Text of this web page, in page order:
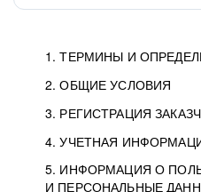
1. ТЕРМИНЫ И
2. ОБЩИЕ УСЛОВИЯ
3. РЕГИСТРАЦИЯ
4. УЧЕТНАЯ
5. ИНФОРМАЦИЯ О
И ПЕРСОНАЛЬНЫЕ